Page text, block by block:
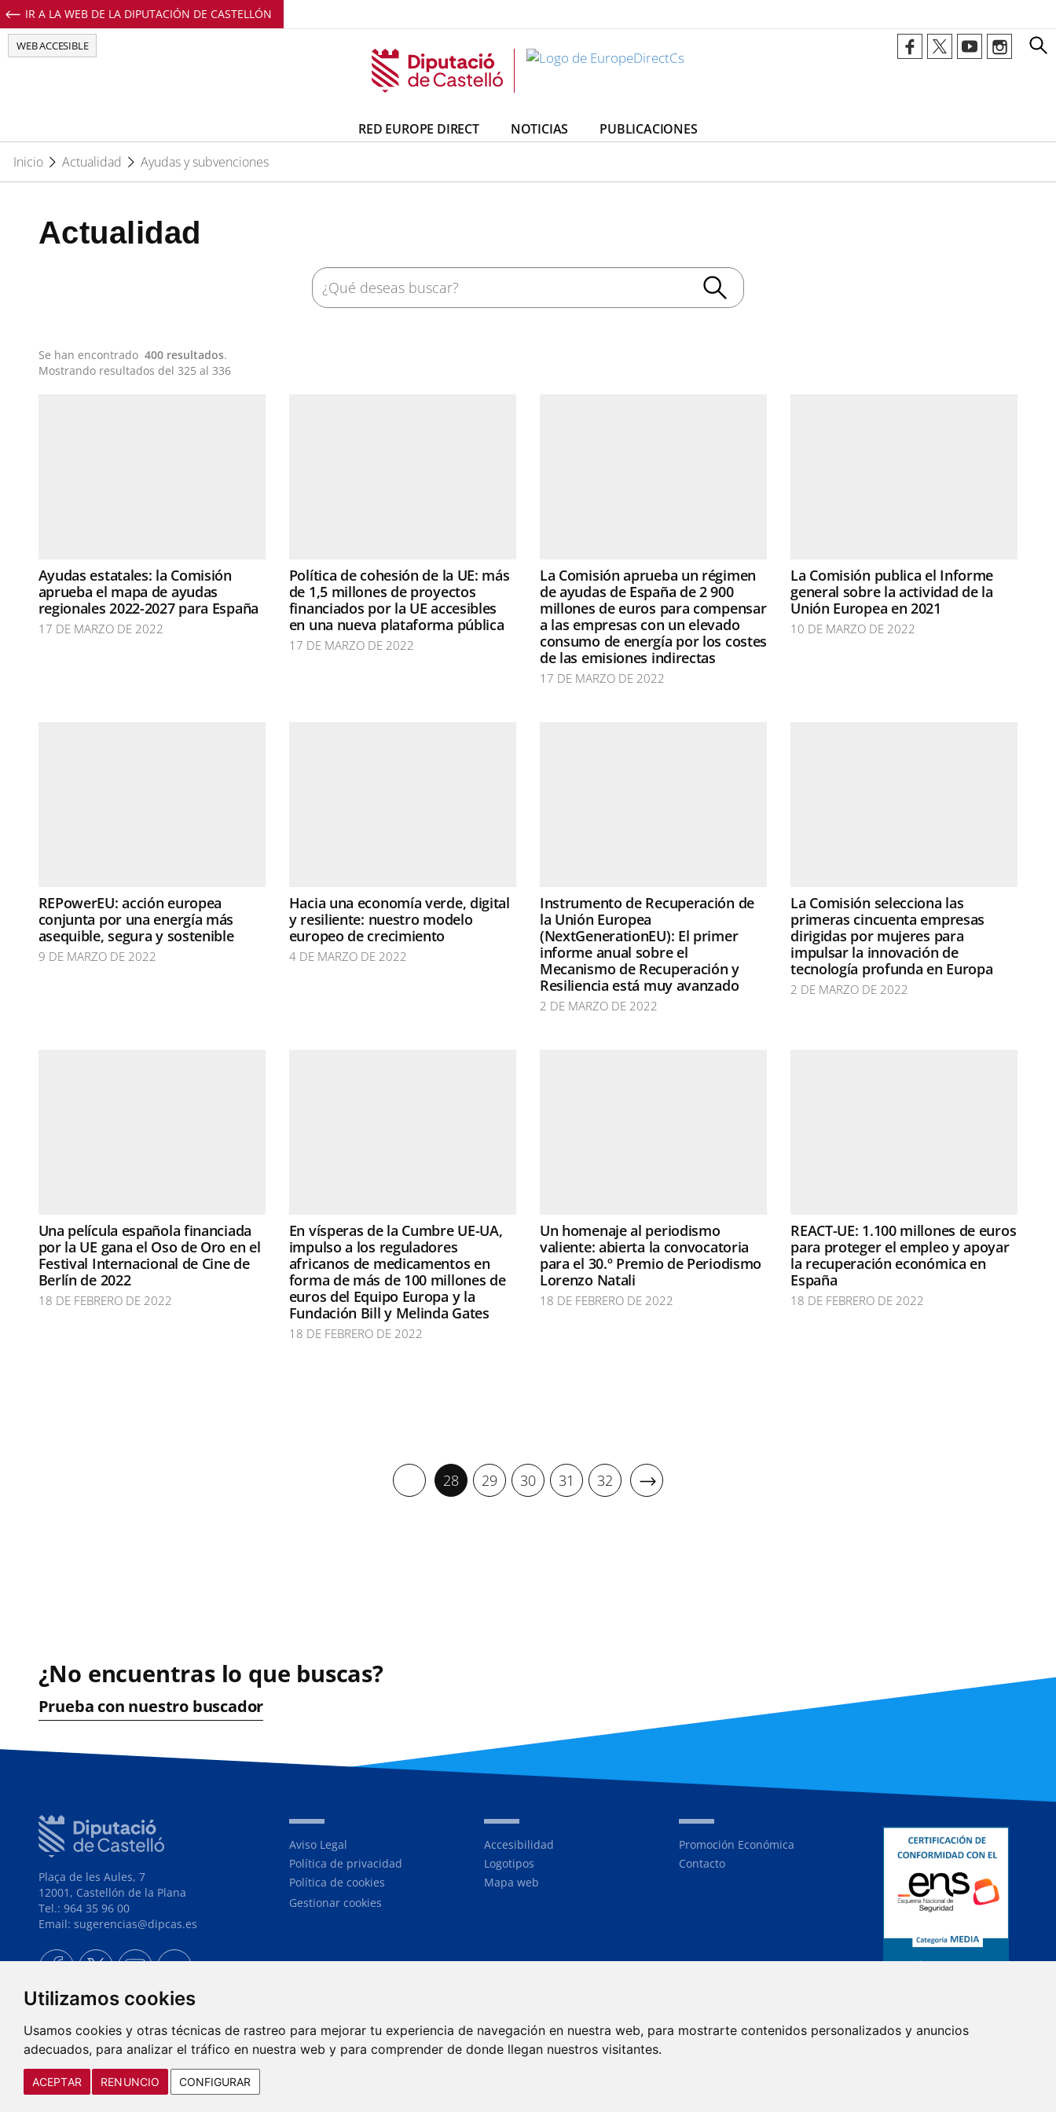
Utilizamos cookies
Usamos cookies y otras técnicas de rastreo para mejorar tu experiencia de navegación en nuestra web, para mostrarte contenidos personalizados y anuncios
adecuados, para analizar el tráfico en nuestra web y para comprender de donde llegan nuestros visitantes.
ACEPTAR RENUNCIO CONFIGURAR
IR A LA WEB DE LA DIPUTACIÓN DE CASTELLÓN
WEB ACCESIBLE
RED EUROPE DIRECT NOTICIAS
PUBLICACIONES
Inicio
Actualidad Ayudas y subvenciones
Actualidad
Se han encontrado 400 resultados.
Mostrando resultados del 325 al 336
Ayudas estatales: la Comisión
aprueba el mapa de ayudas
regionales 2022-2027 para España
17 DE MARZO DE 2022
Política de cohesión de la UE: más
de 1,5 millones de proyectos
financiados por la UE accesibles
en una nueva plataforma pública
17 DE MARZO DE 2022
La Comisión aprueba un régimen
de ayudas de España de 2 900
millones de euros para compensar
a las empresas con un elevado
consumo de energía por los costes
de las emisiones indirectas
17 DE MARZO DE 2022
La Comisión publica el Informe
general sobre la actividad de la
Unión Europea en 2021
10 DE MARZO DE 2022
REPowerEU: acción europea
conjunta por una energía más
asequible, segura y sostenible
9 DE MARZO DE 2022
Hacia una economía verde, digital
y resiliente: nuestro modelo
europeo de crecimiento
4 DE MARZO DE 2022
Instrumento de Recuperación de
la Unión Europea
(NextGenerationEU): El primer
informe anual sobre el
Mecanismo de Recuperación y
Resiliencia está muy avanzado
2 DE MARZO DE 2022
La Comisión selecciona las
primeras cincuenta empresas
dirigidas por mujeres para
impulsar la innovación de
tecnología profunda en Europa
2 DE MARZO DE 2022
Una película española financiada
por la UE gana el Oso de Oro en el
Festival Internacional de Cine de
Berlín de 2022
18 DE FEBRERO DE 2022
En vísperas de la Cumbre UE-UA,
impulso a los reguladores
africanos de medicamentos en
forma de más de 100 millones de
euros del Equipo Europa y la
Fundación Bill y Melinda Gates
18 DE FEBRERO DE 2022
Un homenaje al periodismo
valiente: abierta la convocatoria
para el 30.º Premio de Periodismo
Lorenzo Natali
18 DE FEBRERO DE 2022
REACT-UE: 1.100 millones de euros
para proteger el empleo y apoyar
la recuperación económica en
España
18 DE FEBRERO DE 2022
28 29 30 31 32
¿No encuentras lo que buscas?
Prueba con nuestro buscador
Plaça de les Aules, 7
12001, Castellón de la Plana
Tel.: 964 35 96 00
Email: sugerencias@dipcas.es
Aviso Legal
Política de privacidad
Política de cookies
Gestionar cookies
Accesibilidad
Logotipos
Mapa web
Promoción Económica
Contacto